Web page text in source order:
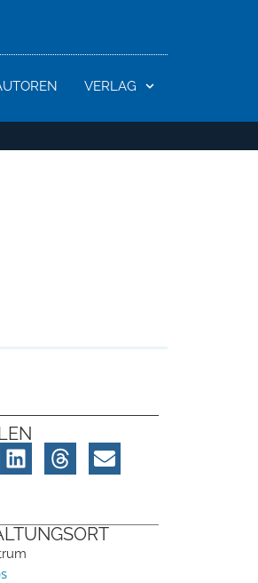
VERLAG